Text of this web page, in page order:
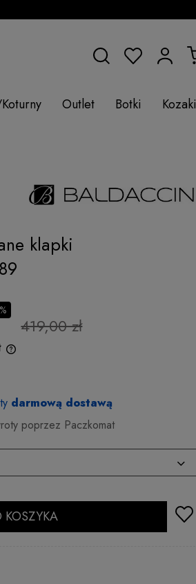
Outlet Botki Kozaki
klapki
419,00 zł
darmową dostawą
poprzez Paczkomat
2 - 5 dni rob.
KOSZYKA